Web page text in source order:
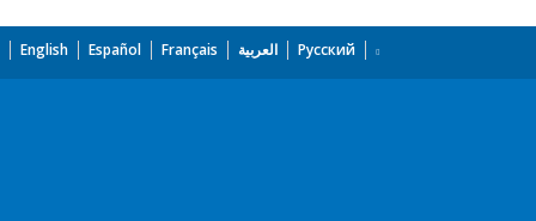
English Español Français العربية Русский